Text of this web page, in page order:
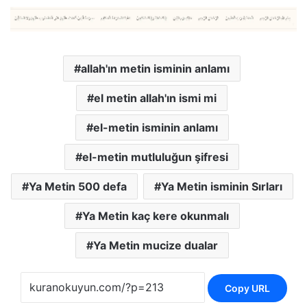
allah'ın metin isminin anlamı
el metin allah'ın ismi mi
el-metin isminin anlamı
el-metin mutluluğun şifresi
Ya Metin 500 defa Ya Metin isminin Sırları
Ya Metin kaç kere okunmalı
Ya Metin mucize dualar
Copy URL